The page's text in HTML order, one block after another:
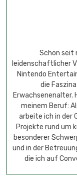
Schon seit
leidenschaftlicher
Nintendo
die
Erwachsenenalter.
meinem Beruf:
arbeite ich in der
Projekte rund um
besonderer
und in der
die ich auf